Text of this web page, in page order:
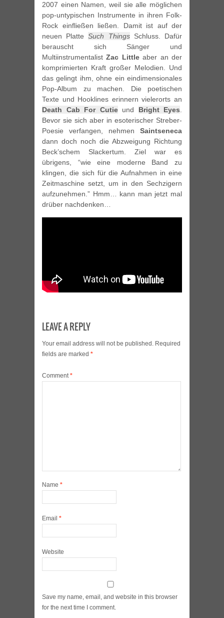
2007 einen Namen, weil sie alle möglichen
pop-untypischen Instrumente in ihren Folk-
Rock einfließen ließen. Damit ist auf der
neuen PlatteSuch ThingsSchluss. Dafür
berauscht sich Sänger und
MultiinstrumentalistZac Littleaber an der
komprimierten Kraft großer Melodien. Und
das gelingt ihm, ohne ein eindimensionales
Pop-Album zu machen. Die poetischen
Texte und Hooklines erinnern vielerorts an
Death Cab For Cutieund Bright Eyes.
Bevor sie sich aber in esoterischer Streber-
Poesie verfangen, nehmen Saintseneca
dann doch noch die Abzweigung Richtung
Beck’schem Slackertum. Ziel war es
übrigens, “wie eine moderne Band zu
klingen, die sich für die Aufnahmen in eine
Zeitmaschine setzt, um in den Sechzigern
aufzunehmen.” Hmm… kann man jetzt mal
drüber nachdenken…
LEAVE A REPLY
Your email address will not be published. Required
fields are marked *
Comment*
Name *
Email *
Website
Save my name, email, and website in this browser
for the next time I comment.